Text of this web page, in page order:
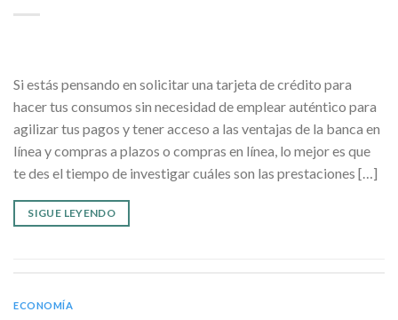
Si estás pensando en solicitar una tarjeta de crédito para
hacer tus consumos sin necesidad de emplear auténtico para
agilizar tus pagos y tener acceso a las ventajas de la banca en
línea y compras a plazos o compras en línea, lo mejor es que
te des el tiempo de investigar cuáles son las prestaciones […]
SIGUE LEYENDO
ECONOMÍA